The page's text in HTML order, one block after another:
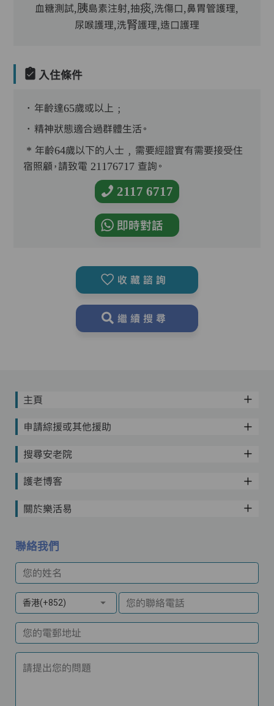
血糖測試,胰島素注射,抽痰,洗傷口,鼻胃管護理,
尿喉護理,洗腎護理,造口護理
入住條件
．年齡達65歲或以上﹔
．精神狀態適合過群體生活。
* 年齡64歲以下的人士﹐需要經證實有需要接受住
宿照顧，請致電 21176717 查詢。
2117 6717
即時對話
收藏諮詢
繼續搜尋
主頁
申請綜援或其他援助
搜尋安老院
護老博客
關於樂活易
聯絡我們
您的姓名
香港(+852) 您的聯絡電話
您的電郵地址
請提出您的問題